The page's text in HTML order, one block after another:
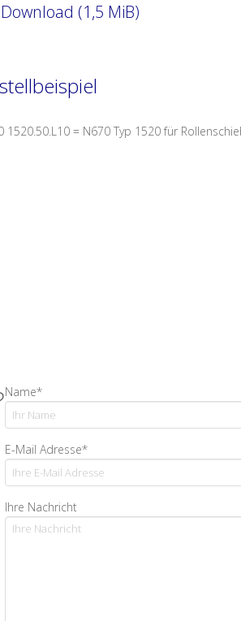
Download (1,5 MiB)
1520.50.L10 = N670 Typ 1520 für
Name*
E-Mail Adresse*
Ihre Nachricht